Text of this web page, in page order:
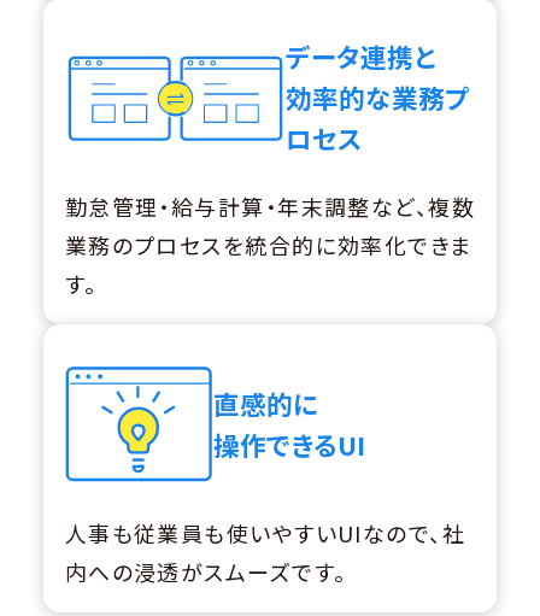
データ連携と
効率的な業務プ
ロセス
勤怠管理・給与計算・年末調整など、複数
業務のプロセスを統合的に効率化できま
す。
直感的に
操作できるUI
人事も従業員も使いやすいUIなので、社
内への浸透がスムーズです。